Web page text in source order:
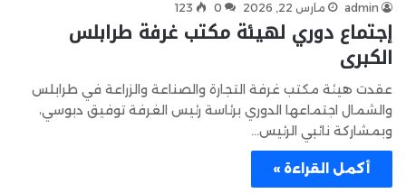
admin مارس 22, 2026 0
123
إجتماع دوري لهيئة مكتب غرفة طرابلس
الكبرى
عقدت هيئة مكتب غرفة التجارة والصناعة والزراعة في طرابلس
والشمال اجتماعها الدوري برئاسة رئيس الغرفة توفيق دبوسي،
وبمشاركة نائبي الرئيس…
أكمل القراءة »